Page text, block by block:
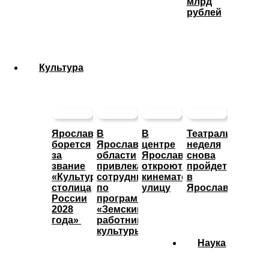
рублей
Культура
Ярославль
борется
за
звание
«Культурная
столица
России
2028
года»
В
Ярославской
области
привлекают
сотрудников
по
программе
«Земский
работник
культуры»
В
центре
Ярославле
откроют
кинематографическую
улицу
Театральная
неделя
снова
пройдет
в
Ярославле
Наука